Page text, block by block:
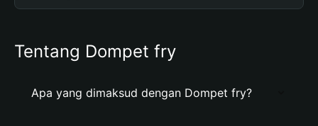
Tentang Dompet fry
Apa yang dimaksud dengan Dompet fry?